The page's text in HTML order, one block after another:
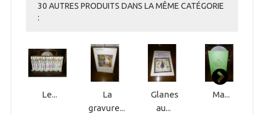
30 AUTRES PRODUITS DANS LA MÊME CATÉGORIE
:
Le...
La
gravure...
Glanes
au...
Ma...